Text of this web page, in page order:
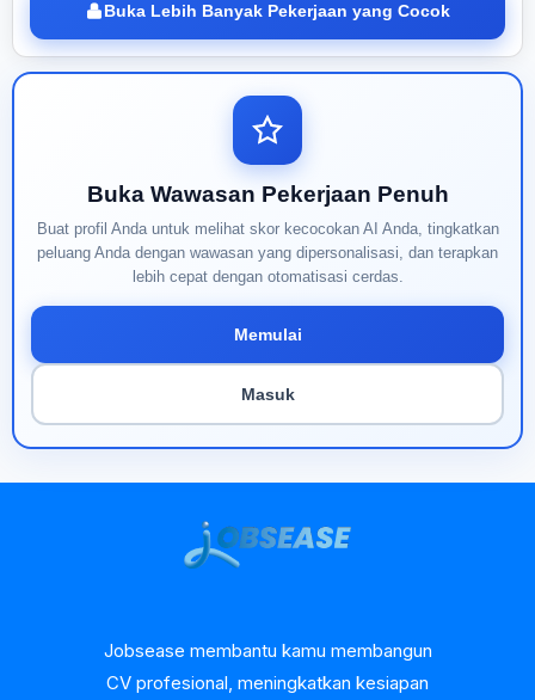
Buka Lebih Banyak Pekerjaan yang Cocok
Buka Wawasan Pekerjaan Penuh
Buat profil Anda untuk melihat skor kecocokan AI Anda, tingkatkan
peluang Anda dengan wawasan yang dipersonalisasi, dan terapkan
lebih cepat dengan otomatisasi cerdas.
Memulai
Masuk
Jobsease membantu kamu membangun
CV profesional, meningkatkan kesiapan